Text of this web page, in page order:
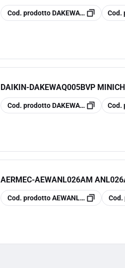
copia
Cod. prodottoDAKEWAQ008BVPcopia
Cod.
DAIKIN-DAKEWAQ005BVP
copia
Cod. prodottoDAKEWAQ005BVPcopia
Cod.
AERMEC-AEWANL026AM
copia
Cod. prodottoAEWANL026AMcopia